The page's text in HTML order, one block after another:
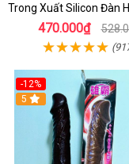
Trong Xuất Silicon Đàn Hồi Giống
Thật
470.000₫
-12%
5